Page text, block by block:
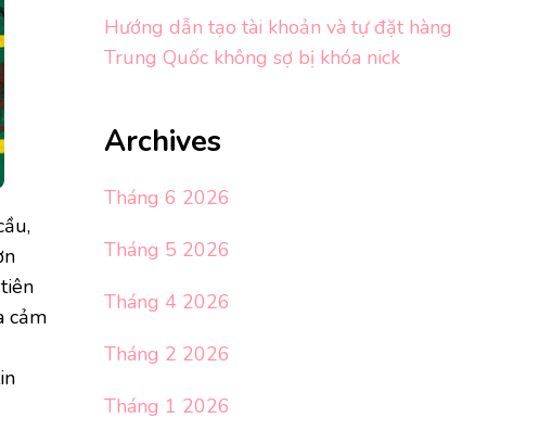
cảm
Hướng dẫn tạo tài khoản và tự đặt hàng
Trung Quốc không sợ bị khóa nick
Archives
Tháng 6 2026
Tháng 5 2026
Tháng 4 2026
Tháng 2 2026
Tháng 1 2026